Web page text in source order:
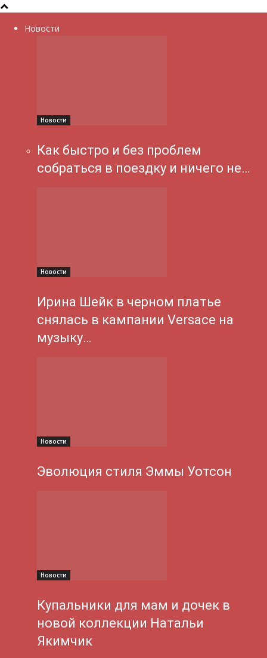
Новости
Новости
Как быстро и без проблем
собраться в поездку и ничего не…
Новости
Ирина Шейк в черном платье
снялась в кампании Versace на
музыку…
Новости
Эволюция стиля Эммы Уотсон
Новости
Купальники для мам и дочек в
новой коллекции Натальи
Якимчик